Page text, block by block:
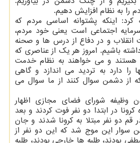
را به نظام افزایش دهیم.
کرد: اینکه پشتوانه اساسی مردم که
سرمایه اجتماعی است یعنی خود مردم،
انقلاب و در دفاع از درس ها و صحنه
باشیم. امروز هر یک از عناصری که
هستند و می خواهند به نظام خدمت
را دارد به تردید می اندازد و گاهی
از دشمن سوال کنند از ما سوال می
وظیفه شورای فضای مجازی اظهار
در ابتدا دو نفر فوت کردند و بعد
قم دو نفر مبتلا به کرونا شدند و جان
سوار این موج شد که این دو نفر از